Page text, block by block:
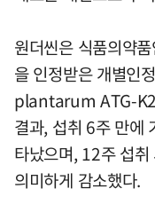
원더씬은 식품의약
을 인정받은 개별인
plantarum ATG-
결과, 섭취 6주 만에
타났으며, 12주 섭
의미하게 감소했다.